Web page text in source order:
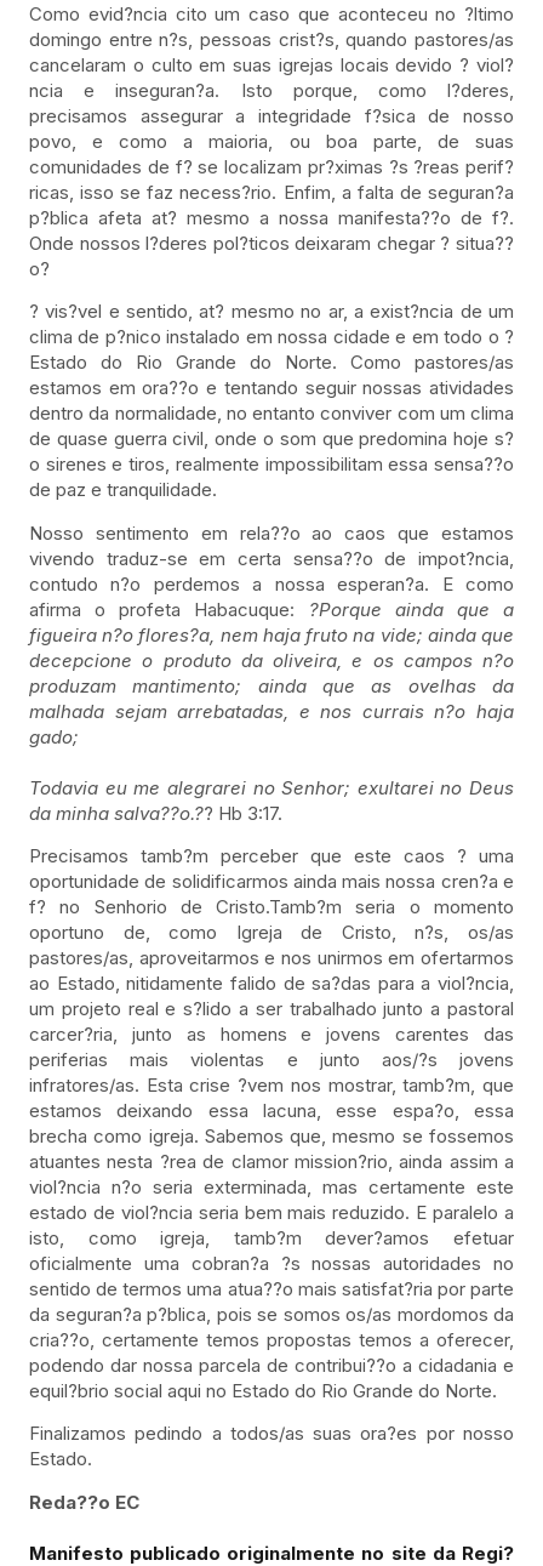
Como evid?ncia cito um caso que aconteceu no ?ltimo
domingo entre n?s, pessoas crist?s, quando pastores/as
cancelaram o culto em suas igrejas locais devido ? viol?
ncia e inseguran?a. Isto porque, como l?deres,
precisamos assegurar a integridade f?sica de nosso
povo, e como a maioria, ou boa parte, de suas
comunidades de f? se localizam pr?ximas ?s ?reas perif?
ricas, isso se faz necess?rio. Enfim, a falta de seguran?a
p?blica afeta at? mesmo a nossa manifesta??o de f?.
Onde nossos l?deres pol?ticos deixaram chegar ? situa??
o?
? vis?vel e sentido, at? mesmo no ar, a exist?ncia de um
clima de p?nico instalado em nossa cidade e em todo o ?
Estado do Rio Grande do Norte. Como pastores/as
estamos em ora??o e tentando seguir nossas atividades
dentro da normalidade, no entanto conviver com um clima
de quase guerra civil, onde o som que predomina hoje s?
o sirenes e tiros, realmente impossibilitam essa sensa??o
de paz e tranquilidade.
Nosso sentimento em rela??o ao caos que estamos
vivendo traduz-se em certa sensa??o de impot?ncia,
contudo n?o perdemos a nossa esperan?a. E como
afirma o profeta Habacuque: ?Porque ainda que a
figueira n?o flores?a, nem haja fruto na vide; ainda que
decepcione o produto da oliveira, e os campos n?o
produzam mantimento; ainda que as ovelhas da
malhada sejam arrebatadas, e nos currais n?o haja
gado;
Todavia eu me alegrarei no Senhor; exultarei no Deus
da minha salva??o.?? Hb 3:17.
Precisamos tamb?m perceber que este caos ? uma
oportunidade de solidificarmos ainda mais nossa cren?a e
f? no Senhorio de Cristo.Tamb?m seria o momento
oportuno de, como Igreja de Cristo, n?s, os/as
pastores/as, aproveitarmos e nos unirmos em ofertarmos
ao Estado, nitidamente falido de sa?das para a viol?ncia,
um projeto real e s?lido a ser trabalhado junto a pastoral
carcer?ria, junto as homens e jovens carentes das
periferias mais violentas e junto aos/?s jovens
infratores/as. Esta crise ?vem nos mostrar, tamb?m, que
estamos deixando essa lacuna, esse espa?o, essa
brecha como igreja. Sabemos que, mesmo se fossemos
atuantes nesta ?rea de clamor mission?rio, ainda assim a
viol?ncia n?o seria exterminada, mas certamente este
estado de viol?ncia seria bem mais reduzido. E paralelo a
isto, como igreja, tamb?m dever?amos efetuar
oficialmente uma cobran?a ?s nossas autoridades no
sentido de termos uma atua??o mais satisfat?ria por parte
da seguran?a p?blica, pois se somos os/as mordomos da
cria??o, certamente temos propostas temos a oferecer,
podendo dar nossa parcela de contribui??o a cidadania e
equil?brio social aqui no Estado do Rio Grande do Norte.
Finalizamos pedindo a todos/as suas ora?es por nosso
Estado.
Reda??o EC
Manifesto publicado originalmente no site da Regi?